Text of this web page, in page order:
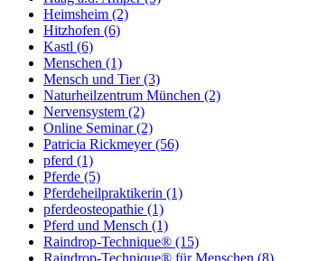
Heimsheim (2)
Hitzhofen (6)
Kastl (6)
Menschen (1)
Mensch und Tier(3)
Naturheilzentrum München (2)
Nervensystem (2)
Online Seminar(2)
Patricia Rickmeyer(56)
pferd (1)
Pferde (5)
Pferdeheilpraktikerin (1)
pferdeosteopathie (1)
Pferd und Mensch (1)
Raindrop-Technique® (15)